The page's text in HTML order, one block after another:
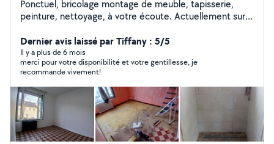
Ponctuel, bricolage montage de meuble, tapisserie,
peinture, nettoyage, à votre écoute. Actuellement sur
sans prétention. À vous rencontrer et vous aider. Au
plaisir. François.
Dernier avis laissé par Tiffany : 5/5
Il y a plus de 6 mois
merci pour votre disponibilité et votre gentillesse, je
recommande vivement!